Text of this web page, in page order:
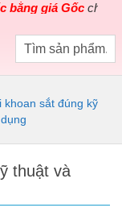
giá Gốccho các sản
khoan sắt đúng kỹ
thuật và